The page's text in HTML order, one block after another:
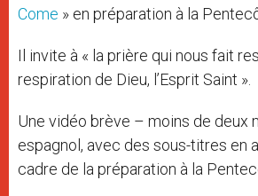
Come » en préparation à la
Il invite à « la prière qui nous fait
respiration de Dieu, l’Esprit Saint ».
Une vidéo brève – moins de deux
espagnol, avec des sous-titres en
cadre de la préparation à la